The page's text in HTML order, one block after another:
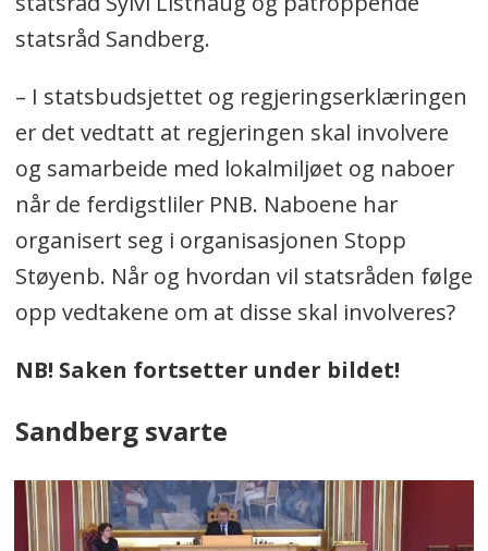
statsråd Sandberg.
– I statsbudsjettet og regjeringserklæringen
er det vedtatt at regjeringen skal involvere
og samarbeide med lokalmiljøet og naboer
når de ferdigstliler PNB. Naboene har
organisert seg i organisasjonen Stopp
Støyenb. Når og hvordan vil statsråden følge
opp vedtakene om at disse skal involveres?
NB! Saken fortsetter under bildet!
Sandberg svarte